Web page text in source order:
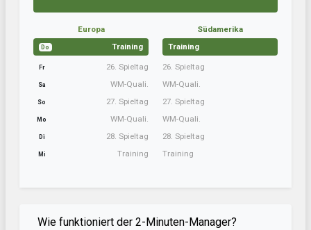
Europa
Do Training
Fr 26. Spieltag
Sa WM-Quali.
So 27. Spieltag
Mo WM-Quali.
Di 28. Spieltag
Mi Training
Südamerika
Training
26. Spieltag
WM-Quali.
27. Spieltag
WM-Quali.
28. Spieltag
Training
Wie funktioniert der 2-Minuten-Manager?